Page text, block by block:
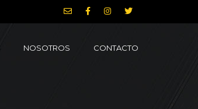
NOSOTROS CONTACTO